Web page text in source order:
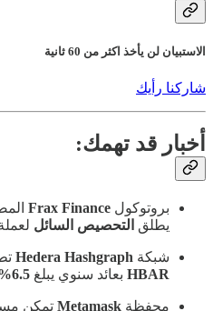
الاستبيان لن يأخذ اكثر من 60 ثانية
شاركنا رأيك
أخبار قد تهمك:
بروتوكول Frax Finance
يطلق التحصيص السائل
شبكة Hedera Hashgraph
HBAR بعائد سنوي يبلغ 6.5%
محفظة Metamask تمكن